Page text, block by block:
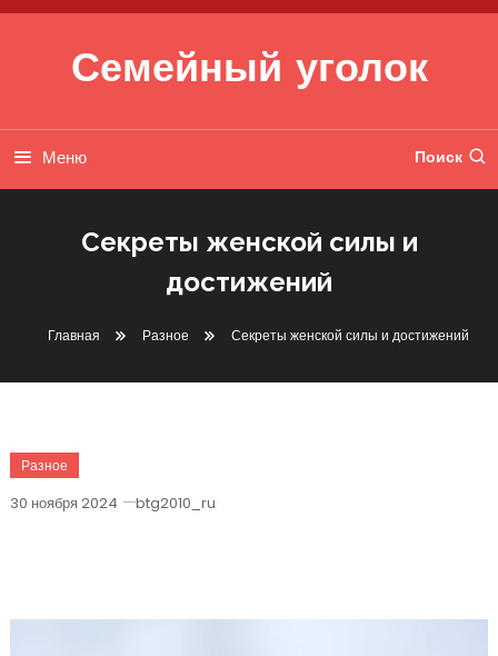
Перейти к содержимому
Семейный уголок
Меню Поиск
Секреты женской силы и
достижений
Главная Разное Секреты женской силы и достижений
Разное
30 ноября 2024 btg2010_ru